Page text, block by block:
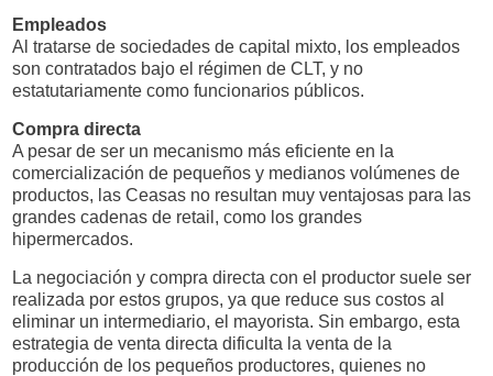
Empleados
Al tratarse de sociedades de capital mixto, los empleados
son contratados bajo el régimen de CLT, y no
estatutariamente como funcionarios públicos.
Compra directa
A pesar de ser un mecanismo más eficiente en la
comercialización de pequeños y medianos volúmenes de
productos, las Ceasas no resultan muy ventajosas para las
grandes cadenas de retail, como los grandes
hipermercados.
La negociación y compra directa con el productor suele ser
realizada por estos grupos, ya que reduce sus costos al
eliminar un intermediario, el mayorista. Sin embargo, esta
estrategia de venta directa dificulta la venta de la
producción de los pequeños productores, quienes no